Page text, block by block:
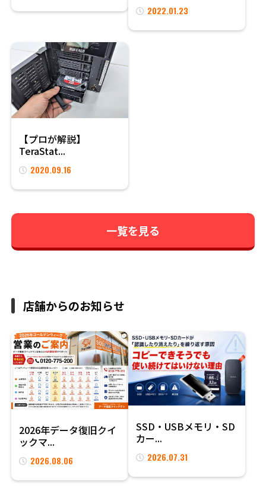
2022.01.23
【プロが解説】
TeraStat...
2020.09.16
一覧を見る
店舗からのお知らせ
2026年データ復旧クイ
ックマ...
2026.08.06
SSD・USBメモリ・SD
カー...
2026.07.31